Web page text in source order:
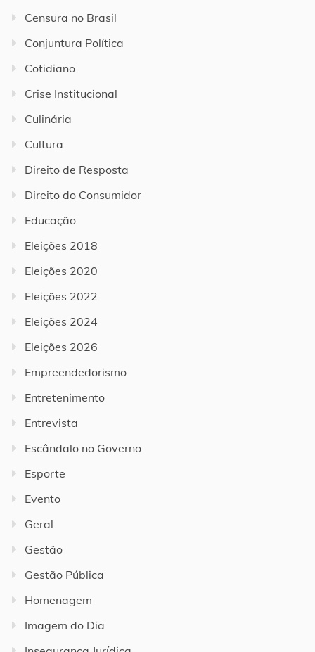
Censura no Brasil
Conjuntura Política
Cotidiano
Crise Institucional
Culinária
Cultura
Direito de Resposta
Direito do Consumidor
Educação
Eleições 2018
Eleições 2020
Eleições 2022
Eleições 2024
Eleições 2026
Empreendedorismo
Entretenimento
Entrevista
Escândalo no Governo
Esporte
Evento
Geral
Gestão
Gestão Pública
Homenagem
Imagem do Dia